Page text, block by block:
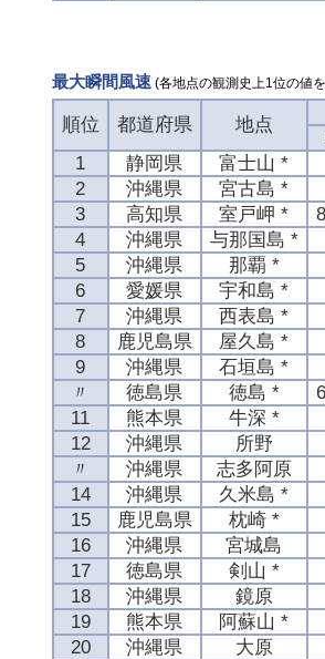
最大瞬間風速(各地点の観測史上1位の値
順位 都道府県 地点
1
静岡県 富士山 *
2
沖縄県 宮古島 *
3
高知県 室戸岬 *
4
沖縄県 与那国島 *
5
沖縄県 那覇 *
6
愛媛県 宇和島 *
7
沖縄県 西表島 *
8
鹿児島県 屋久島 *
9
沖縄県 石垣島 *
〃
徳島県 徳島 *
11
熊本県 牛深 *
12
沖縄県 所野
〃
沖縄県 志多阿原
14
沖縄県 久米島 *
15
鹿児島県 枕崎 *
16
沖縄県 宮城島
17
徳島県 剣山 *
18
沖縄県 鏡原
19
熊本県 阿蘇山 *
20
沖縄県 大原